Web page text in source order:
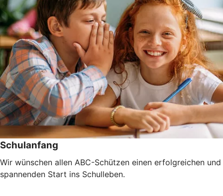
Schulanfang
Wir wünschen allen ABC-Schützen einen erfolgreichen und
spannenden Start ins Schulleben.